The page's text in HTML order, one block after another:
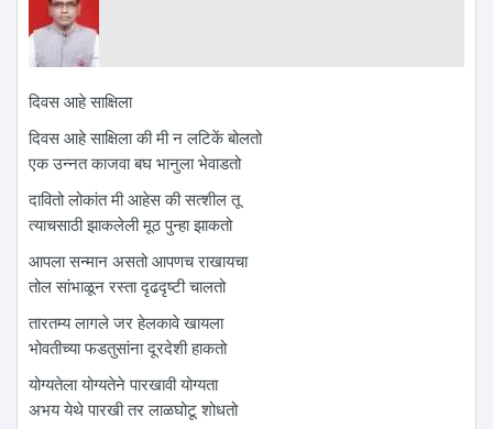
दिवस आहे साक्षिला
दिवस आहे साक्षिला की मी न लटिकें बोलतो
एक उन्नत काजवा बघ भानुला भेवाडतो
दावितो लोकांत मी आहेस की सत्शील तू
त्याचसाठी झाकलेली मूठ पुन्हा झाकतो
आपला सन्मान असतो आपणच राखायचा
तोल सांभाळून रस्ता दृढदृष्टी चालतो
तारतम्य लागले जर हेलकावे खायला
भोवतीच्या फडतुसांना दूरदेशी हाकतो
योग्यतेला योग्यतेने पारखावी योग्यता
अभय येथे पारखी तर लाळघोटू शोधतो